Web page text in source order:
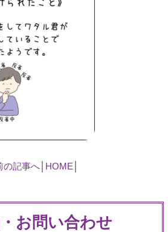
の記事へ│ HOME
お問い合わせ